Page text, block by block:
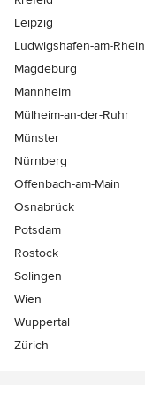
Leipzig
Ludwigshafen-am-Rhein
Magdeburg
Mannheim
Mülheim-an-der-Ruhr
Münster
Nürnberg
Offenbach-am-Main
Osnabrück
Potsdam
Rostock
Solingen
Wien
Wuppertal
Zürich